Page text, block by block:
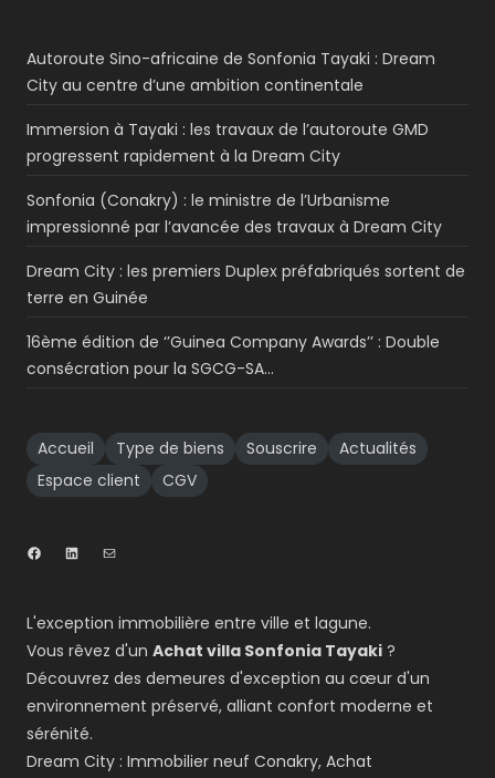
Autoroute Sino-africaine de Sonfonia Tayaki : Dream
City au centre d’une ambition continentale
Immersion à Tayaki : les travaux de l’autoroute GMD
progressent rapidement à la Dream City
Sonfonia (Conakry) : le ministre de l’Urbanisme
impressionné par l’avancée des travaux à Dream City
Dream City : les premiers Duplex préfabriqués sortent de
terre en Guinée
16ème édition de ‘’Guinea Company Awards’’ : Double
consécration pour la SGCG-SA…
Accueil Type de biens Souscrire
Actualités
Espace client
CGV
L'exception immobilière entre ville et lagune.
Vous rêvez d'un Achat villa Sonfonia Tayaki ?
Découvrez des demeures d'exception au cœur d'un
environnement préservé, alliant confort moderne et
sérénité.
Dream City : Immobilier neuf Conakry, Achat